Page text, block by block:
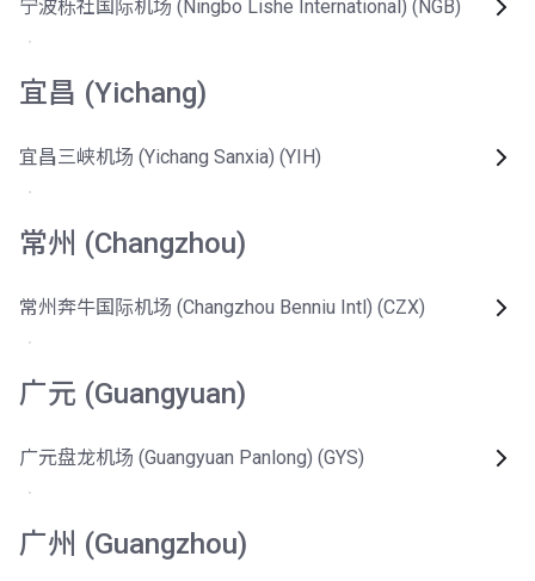
宁波栎社国际机场 (Ningbo Lishe International) (NGB)
宜昌 (Yichang)
宜昌三峡机场 (Yichang Sanxia) (YIH)
常州 (Changzhou)
常州奔牛国际机场 (Changzhou Benniu Intl) (CZX)
广元 (Guangyuan)
广元盘龙机场 (Guangyuan Panlong) (GYS)
广州 (Guangzhou)